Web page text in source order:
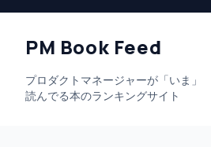
PM Book Feed
プロダクトマネージャーが「いま」
読んでる本のランキングサイト